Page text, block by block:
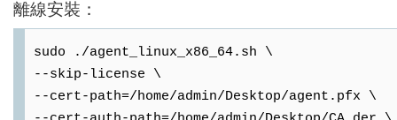
離線安裝：
sudo ./agent_linux_x86_64.sh \
--skip-license \
--cert-path=/home/admin/Desktop/agent.pfx \